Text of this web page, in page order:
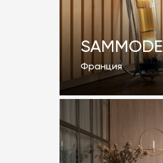
SAMMODE
Франция